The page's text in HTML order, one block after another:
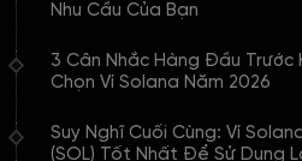
Nhu Cầu Của Bạn
3 Cân Nhắc Hàng Đầu Trước
Chọn Ví Solana Năm 2026
Suy Nghĩ Cuối Cùng: Ví
(SOL) Tốt Nhất Để Sử Dụng